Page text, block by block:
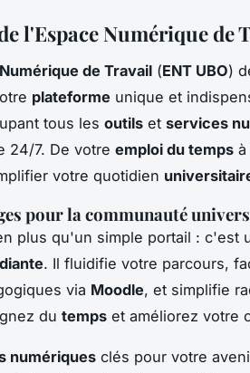
l'Espace Numérique de
de Travail (ENT UBO)
plateforme unique et
tous les outils et services
24/7. De votre emploi du temps à
votre quotidien
pour la communauté
plus qu'un simple portail : c'est
. Il fluidifie votre parcours,
via Moodle, et simplifie
du temps et améliorez votre
numériques clés pour votre